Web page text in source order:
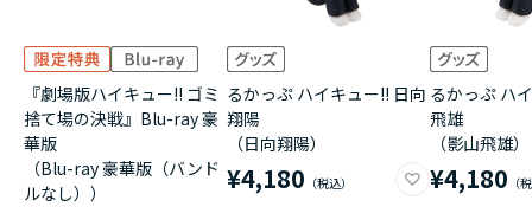
『劇場版ハイキュー!! ゴミ
捨て場の決戦』Blu-ray 豪
華版
（Blu-ray 豪華版（バンド
ルなし））
るかっぷ ハイキュー!! 日向
翔陽
（日向翔陽）
¥4,180
るかっぷ ハ
飛雄
（影山飛雄）
¥4,180